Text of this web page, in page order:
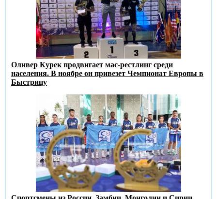
Оливер Курек продвигает мас-рестлинг среди
населения. В ноябре он привезет Чемпионат Европы в
Быстрицу